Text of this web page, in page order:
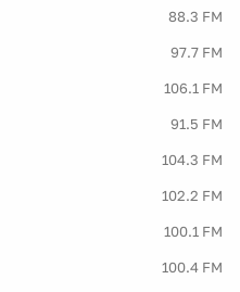
88.3 FM
97.7 FM
106.1 FM
91.5 FM
104.3 FM
102.2 FM
100.1 FM
100.4 FM